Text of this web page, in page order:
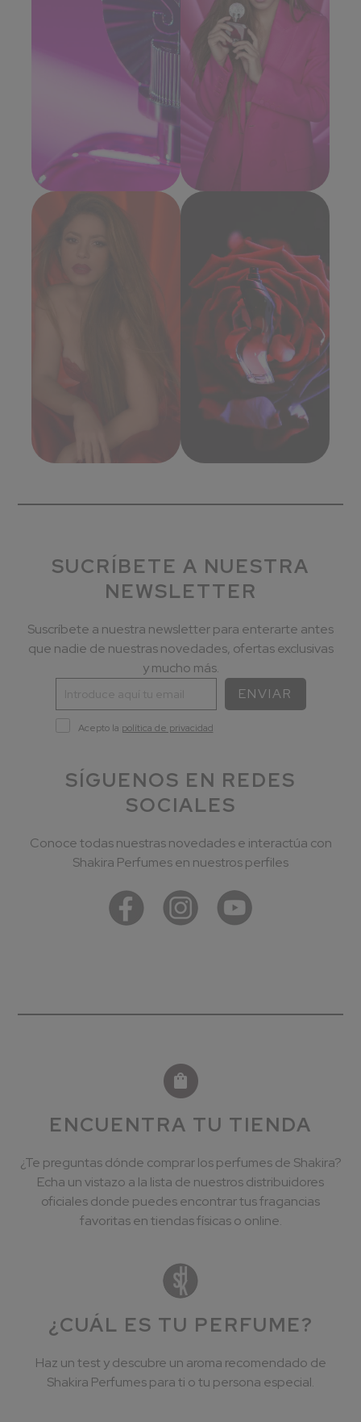
SUCRÍBETE A NUESTRA
NEWSLETTER
Suscríbete a nuestra newsletter para enterarte antes
que nadie de nuestras novedades, ofertas exclusivas
y mucho más.
ENVIAR
Acepto la política de privacidad
SÍGUENOS EN REDES
SOCIALES
Conoce todas nuestras novedades e interactúa con
Shakira Perfumes en nuestros perfiles
ENCUENTRA TU TIENDA
¿Te preguntas dónde comprar los perfumes de Shakira?
Echa un vistazo a la lista de nuestros distribuidores
oficiales donde puedes encontrar tus fragancias
favoritas en tiendas físicas o online.
¿CUÁL ES TU PERFUME?
Haz un test y descubre un aroma recomendado de
Shakira Perfumes para ti o tu persona especial.